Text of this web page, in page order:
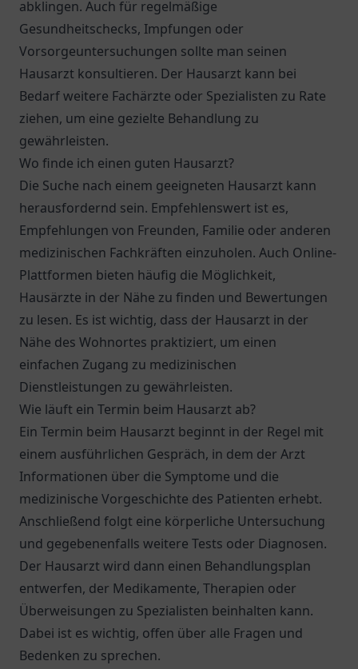
abklingen. Auch für regelmäßige
Gesundheitschecks, Impfungen oder
Vorsorgeuntersuchungen sollte man seinen
Hausarzt konsultieren. Der Hausarzt kann bei
Bedarf weitere Fachärzte oder Spezialisten zu Rate
ziehen, um eine gezielte Behandlung zu
gewährleisten.
Wo finde ich einen guten Hausarzt?
Die Suche nach einem geeigneten Hausarzt kann
herausfordernd sein. Empfehlenswert ist es,
Empfehlungen von Freunden, Familie oder anderen
medizinischen Fachkräften einzuholen. Auch Online-
Plattformen bieten häufig die Möglichkeit,
Hausärzte in der Nähe zu finden und Bewertungen
zu lesen. Es ist wichtig, dass der Hausarzt in der
Nähe des Wohnortes praktiziert, um einen
einfachen Zugang zu medizinischen
Dienstleistungen zu gewährleisten.
Wie läuft ein Termin beim Hausarzt ab?
Ein Termin beim Hausarzt beginnt in der Regel mit
einem ausführlichen Gespräch, in dem der Arzt
Informationen über die Symptome und die
medizinische Vorgeschichte des Patienten erhebt.
Anschließend folgt eine körperliche Untersuchung
und gegebenenfalls weitere Tests oder Diagnosen.
Der Hausarzt wird dann einen Behandlungsplan
entwerfen, der Medikamente, Therapien oder
Überweisungen zu Spezialisten beinhalten kann.
Dabei ist es wichtig, offen über alle Fragen und
Bedenken zu sprechen.